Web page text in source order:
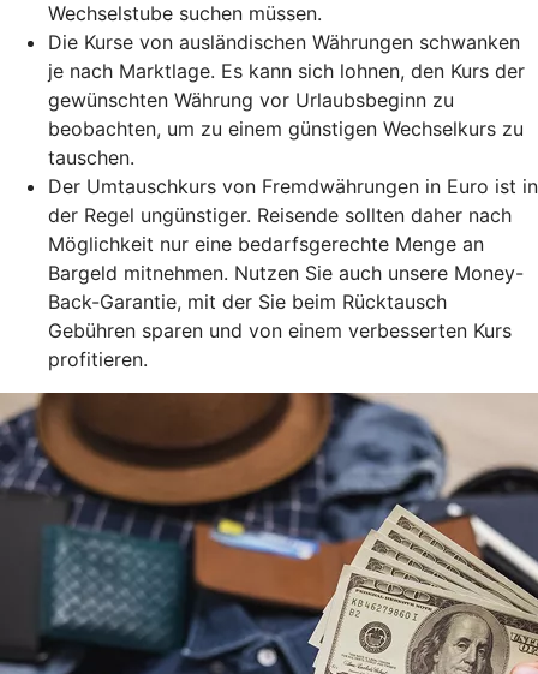
Wechselstube suchen müssen.
Die Kurse von ausländischen Währungen schwanken
je nach Marktlage. Es kann sich lohnen, den Kurs der
gewünschten Währung vor Urlaubsbeginn zu
beobachten, um zu einem günstigen Wechselkurs zu
tauschen.
Der Umtauschkurs von Fremdwährungen in Euro ist in
der Regel ungünstiger. Reisende sollten daher nach
Möglichkeit nur eine bedarfsgerechte Menge an
Bargeld mitnehmen. Nutzen Sie auch unsere Money-
Back-Garantie, mit der Sie beim Rücktausch
Gebühren sparen und von einem verbesserten Kurs
profitieren.